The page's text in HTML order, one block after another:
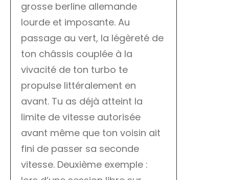
grosse berline allemande
lourde et imposante. Au
passage au vert, la légèreté de
ton châssis couplée à la
vivacité de ton turbo te
propulse littéralement en
avant. Tu as déjà atteint la
limite de vitesse autorisée
avant même que ton voisin ait
fini de passer sa seconde
vitesse. Deuxième exemple :